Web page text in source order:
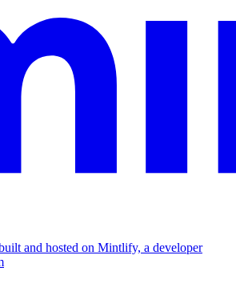
and hosted on Mintlify, a developer